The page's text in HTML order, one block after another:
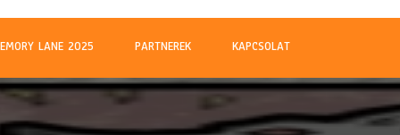
LANE 2025 PARTNEREK KAPCSOLAT